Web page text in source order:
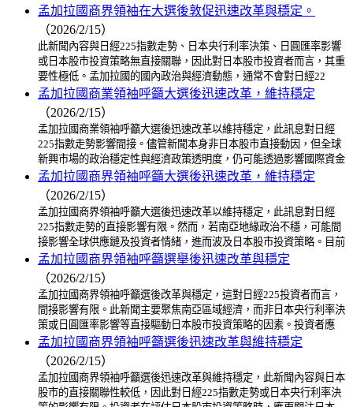
孟加拉國商界領袖在大選後敦促迅速改革與穩定。
（2026/2/15）
此新聞內容與日經225指數走勢、日本央行利率決策、日圓匯率影響
或日本股市投資策略無直接關聯，因此對日本股市投資者而言，其重
要性極低。孟加拉國的國內政治與經濟動態，通常不會對日經22
孟加拉國商業領袖呼籲大選後迅速改革，維持穩定
（2026/2/15）
孟加拉國商業領袖呼籲大選後迅速改革以維持穩定，此訊息對日經
225指數走勢影響間接。儘管新聞本身非日本股市直接動因，但全球
新興市場的政治穩定性與經濟政策透明度，仍可能透過影響國際資金
孟加拉國商界領袖呼籲大選後迅速改革，維持穩定
（2026/2/15）
孟加拉國商界領袖呼籲大選後迅速改革以維持穩定，此訊息對日經
225指數走勢的直接影響有限。然而，若南亞地緣政治不穩，可能間
接影響全球供應鏈及投資者情緒，進而波及日本股市投資策略。目前
孟加拉國商界領袖呼籲選舉後迅速改革與穩定
（2026/2/15）
孟加拉國商界領袖呼籲選後改革與穩定，這對日經225投資者而言，
間接影響有限。此新聞主要聚焦南亞區域經濟，而非日本央行利率決
策或日圓匯率影響等直接驅動日本股市投資策略的因素。投資者應
孟加拉國商界領袖呼籲選後迅速改革與維持穩定
（2026/2/15）
孟加拉國商界領袖呼籲選後迅速改革與維持穩定，此新聞內容與日本
股市的直接關聯性較低，因此對日經225指數走勢或日本央行利率決